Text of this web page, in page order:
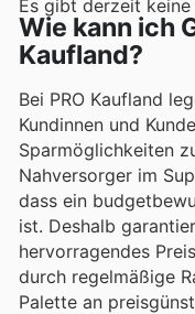
Es gibt derzeit
Wie kann ich
Kaufland?
Bei PRO Kaufland
Kundinnen und
Sparmöglichkeiten
Nahversorger im
dass ein
ist. Deshalb
hervorragendes
durch regelmäßige
Palette an